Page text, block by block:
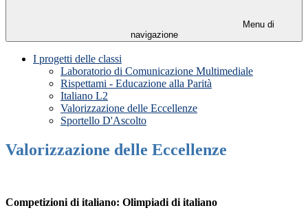
Menu di
navigazione
I progetti delle classi
Laboratorio di Comunicazione Multimediale
Rispettami - Educazione alla Parità
Italiano L2
Valorizzazione delle Eccellenze
Sportello D'Ascolto
Valorizzazione delle Eccellenze
Competizioni di italiano: Olimpiadi di italiano